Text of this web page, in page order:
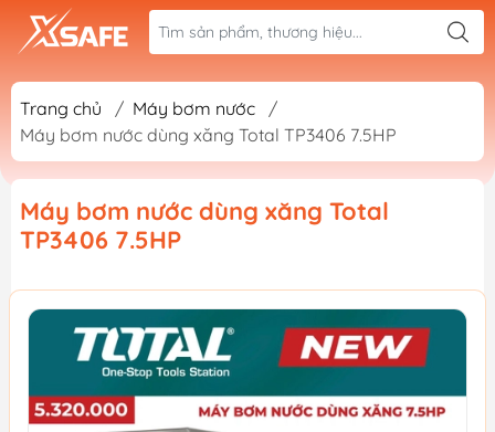
Trang chủ / Máy bơm nước
/
Máy bơm nước dùng xăng Total TP3406 7.5HP
Máy bơm nước dùng xăng Total
TP3406 7.5HP